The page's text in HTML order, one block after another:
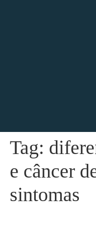
Tag:
e câncer
sintomas